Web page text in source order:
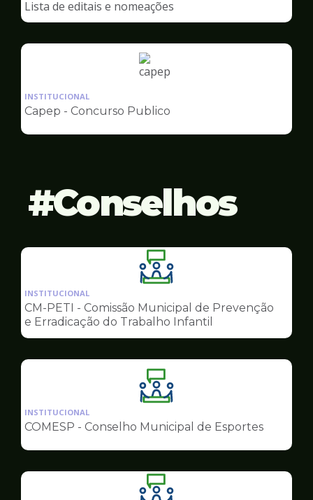
Capep
Lista de editais e nomeações
Ilustração
pagina
Capep
INSTITUCIONAL
Capep - Concurso Publico
Conselhos
Ilustração
da
pagina
de
Conselhos
INSTITUCIONAL
CM-PETI - Comissão Municipal de Prevenção
e Erradicação do Trabalho Infantil
Ilustração
da
pagina
Conselhos
INSTITUCIONAL
COMESP - Conselho Municipal de Esportes